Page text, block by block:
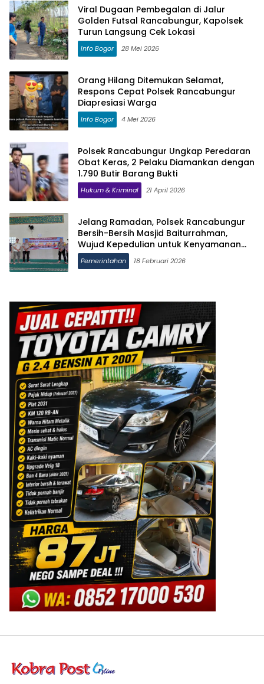
Viral Dugaan Pembegalan di Jalur
Golden Futsal Rancabungur, Kapolsek
Turun Langsung Cek Lokasi
Info Bogor 28 Mei 2026
Orang Hilang Ditemukan Selamat,
Respons Cepat Polsek Rancabungur
Diapresiasi Warga
Info Bogor 4 Mei 2026
Polsek Rancabungur Ungkap Peredaran
Obat Keras, 2 Pelaku Diamankan dengan
1.790 Butir Barang Bukti
Hukum & Kriminal 21 April 2026
Jelang Ramadan, Polsek Rancabungur
Bersih-Bersih Masjid Baiturrahman,
Wujud Kepedulian untuk Kenyamanan
Ibadah
Pemerintahan 18 Februari 2026